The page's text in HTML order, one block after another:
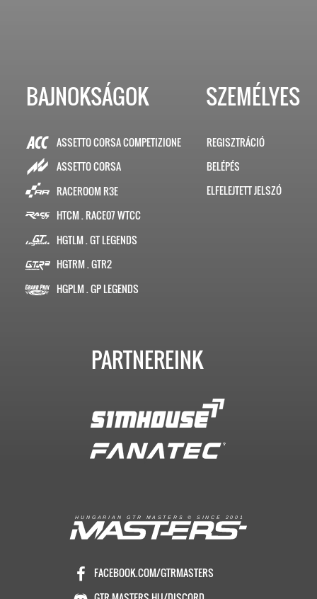
BAJNOKSÁGOK
ASSETTO CORSA COMPETIZIONE
ASSETTO CORSA
RACEROOM R3E
HTCM . RACE07 WTCC
HGTLM . GT LEGENDS
HGTRM . GTR2
HGPLM . GP LEGENDS
SZEMÉLYES
REGISZTRÁCIÓ
BELÉPÉS
ELFELEJTETT JELSZÓ
PARTNEREINK
H U N G A R I A N G T R M A S T E R S © S I N C E 2 0 0 1
FACEBOOK.COM/GTRMASTERS